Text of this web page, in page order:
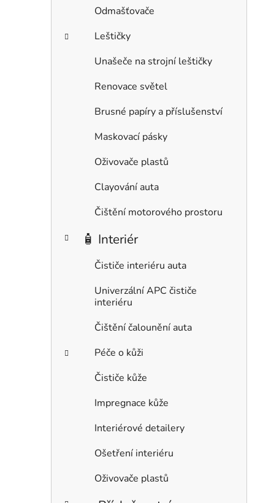
Odmašťovače
Leštičky
Unašeče na strojní leštičky
Renovace světel
Brusné papíry a příslušenství
Maskovací pásky
Oživovače plastů
Clayování auta
Čištění motorového prostoru
🧴 Interiér
Čističe interiéru auta
Univerzální APC čističe
interiéru
Čištění čalounění auta
Péče o kůži
Čističe kůže
Impregnace kůže
Interiérové detailery
Ošetření interiéru
Oživovače plastů